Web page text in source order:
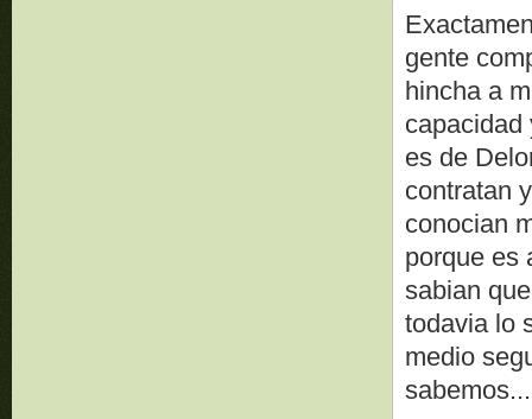
gente
hincha a
capacidad
es de
contratan
conocian
porque es
sabian
todavia lo
medio